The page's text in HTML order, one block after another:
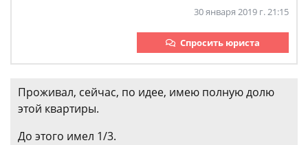
30 января 2019 г. 21:15
Спросить юриста
Проживал, сейчас, по идее, имею полную долю
этой квартиры.
До этого имел 1/3.